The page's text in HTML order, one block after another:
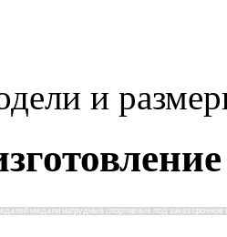
и
медали нагрудные спортивные под заказ